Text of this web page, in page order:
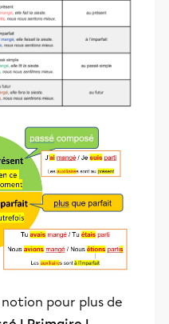
pour plus de